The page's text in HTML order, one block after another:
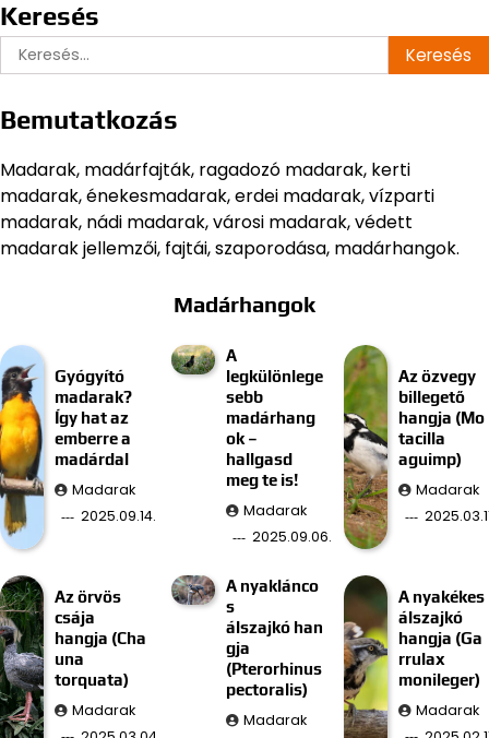
Keresés
Keresés:
Bemutatkozás
Madarak, madárfajták, ragadozó madarak, kerti
madarak, énekesmadarak, erdei madarak, vízparti
madarak, nádi madarak, városi madarak, védett
madarak jellemzői, fajtái, szaporodása, madárhangok.
Madárhangok
Gyógyító
madarak?
Így hat az
emberre a
madárdal
Madarak
2025.09.14.
A
legkülönlege
sebb
madárhang
ok –
hallgasd
meg te is!
Madarak
2025.09.06.
Az özvegy
billegető
hangja (Mo
tacilla
aguimp)
Madarak
Az örvös
csája
hangja (Cha
una
torquata)
Madarak
A nyaklánco
s
álszajkó han
gja
(Pterorhinus
pectoralis)
Madarak
A nyakékes
álszajkó
hangja (Ga
rrulax
monileger)
Madarak